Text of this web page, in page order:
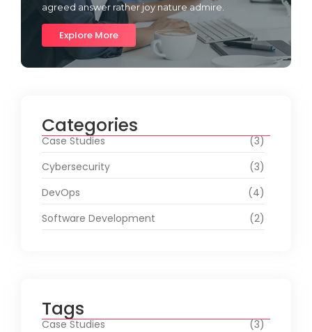
agreed answer rather joy nature admire.
Explore More
Categories
Case Studies
(3)
Cybersecurity
(3)
DevOps
(4)
Software Development
(2)
Tags
Case Studies
(3)